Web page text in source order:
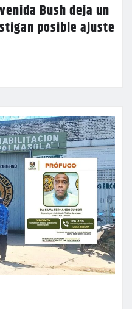
Bush deja un
posible ajuste